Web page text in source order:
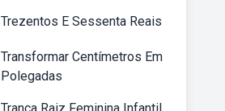
Trezentos E Sessenta Reais
Transformar Centímetros Em
Polegadas